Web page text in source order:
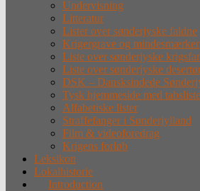
Undervisning
Litteratur
Lister over sønderjyske faldne
Krigergrave og mindesmærker
Liste over sønderjyske
Liste over sønderjyske
DSK – Dansksindede
Tysk hjemmeside med
Alfabetiske lister
Straffefanger i Sønderjylland
Film & videoforedrag
Krigens forløb
Leksikon
Lokalhistorie
Introduction